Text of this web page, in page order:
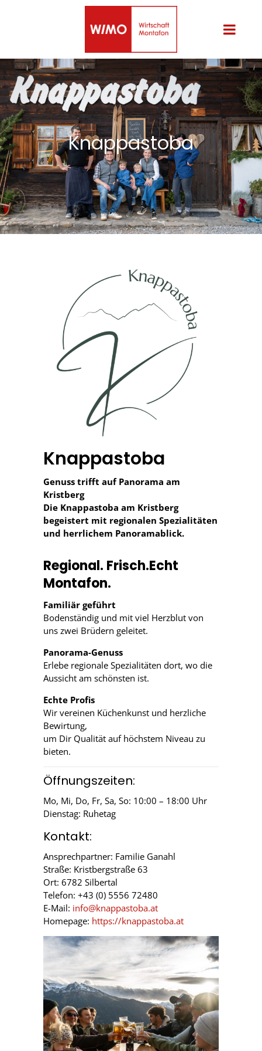
Knappastoba
Knappastoba
Genuss trifft auf Panorama am
Kristberg
Die Knappastoba am Kristberg
begeistert mit regionalen Spezialitäten
und herrlichem Panoramablick.
Regional. Frisch.Echt
Montafon.
Familiär geführt
Bodenständig und mit viel Herzblut von
uns zwei Brüdern geleitet.
Panorama-Genuss
Erlebe regionale Spezialitäten dort, wo die
Aussicht am schönsten ist.
Echte Profis
Wir vereinen Küchenkunst und herzliche
Bewirtung,
um Dir Qualität auf höchstem Niveau zu
bieten.
Öffnungszeiten:
Mo, Mi, Do, Fr, Sa, So: 10:00 – 18:00 Uhr
Dienstag: Ruhetag
Kontakt:
Ansprechpartner: Familie Ganahl
Straße: Kristbergstraße 63
Ort: 6782 Silbertal
Telefon: +43 (0) 5556 72480
E-Mail: info@knappastoba.at
Homepage: https://knappastoba.at